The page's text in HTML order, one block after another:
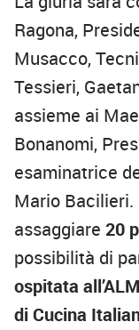
Ragona,
Musacco,
Tessieri,
assieme ai
Bonanomi,
esaminatrice
Mario
assaggiare 20
possibilità di
ospitata
di Cucina